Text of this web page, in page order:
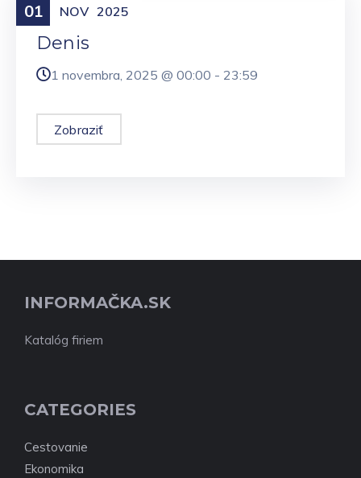
01 NOV 2025
Meniny
Denis
1 novembra, 2025 @ 00:00 - 23:59
Zobraziť
INFORMAČKA.SK
Katalóg firiem
CATEGORIES
Cestovanie
Ekonomika